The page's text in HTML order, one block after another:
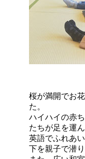
桜が満開でお
た。
ハイハイの赤
たちが足を運
英語でふれあ
下を親子で潜